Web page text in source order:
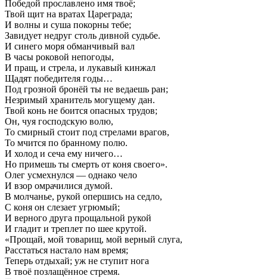
Победой прославлено имя твоё;
Твой щит на вратах Цареграда;
И волны и суша покорны тебе;
Завидует недруг столь дивной судьбе.
И синего моря обманчивый вал
В часы роковой непогоды,
И пращ, и стрела, и лукавый кинжал
Щадят победителя годы…
Под грозной бронёй ты не ведаешь ран;
Незримый хранитель могущему дан.
Твой конь не боится опасных трудов;
Он, чуя господскую волю,
То смирный стоит под стрелами врагов,
То мчится по бранному полю.
И холод и сеча ему ничего…
Но примешь ты смерть от коня своего».
Олег усмехнулся — однако чело
И взор омрачилися думой.
В молчанье, рукой опершись на седло,
С коня он слезает угрюмый;
И верного друга прощальной рукой
И гладит и треплет по шее крутой.
«Прощай, мой товарищ, мой верный слуга,
Расстаться настало нам время;
Теперь отдыхай; уж не ступит нога
В твоё позлащённое стремя.